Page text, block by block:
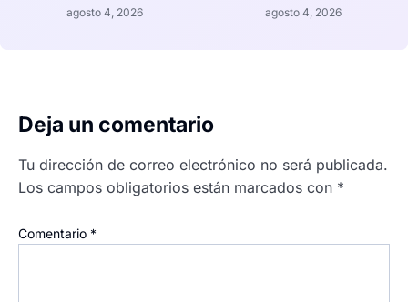
agosto 4, 2026 agosto 4, 2026
Deja un comentario
Tu dirección de correo electrónico no será publicada.
Los campos obligatorios están marcados con *
Comentario *